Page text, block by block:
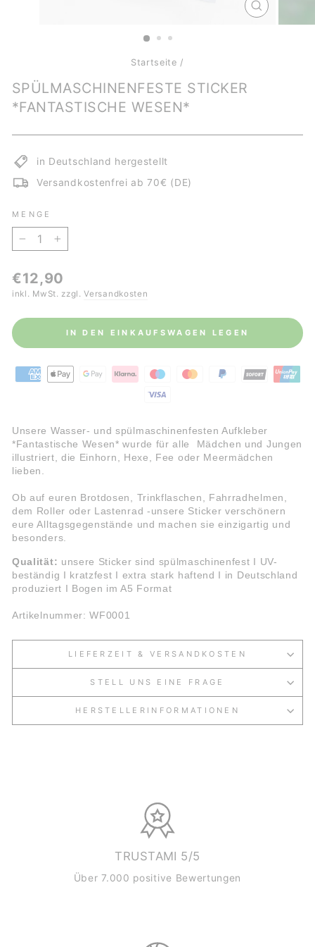
ESC)
Startseite /
SPÜLMASCHINENFESTE STICKER
*FANTASTISCHE WESEN*
in Deutschland hergestellt
Versandkostenfrei ab 70€ (DE)
MENGE
Normaler
€12,90
inkl. MwSt. zzgl.Versandkosten
IN DEN EINKAUFSWAGEN LEGEN
Unsere Wasser- und spülmaschinenfesten Aufkleber
*Fantastische Wesen* wurde für alle Mädchen und Jungen
illustriert, die Einhorn, Hexe, Fee oder Meermädchen
lieben.
Ob auf euren Brotdosen, Trinkflaschen, Fahrradhelmen,
dem Roller oder Lastenrad - unsere Sticker verschönern
eure Alltagsgegenstände und machen sie einzigartig und
besonders.
Qualität: unsere Sticker sind spülmaschinenfest I UV-
beständig I kratzfest I extra stark haftend I in Deutschland
produziert I Bogen im A5 Format
Artikelnummer: WF0001
LIEFERZEIT & VERSANDKOSTEN
STELL UNS EINE FRAGE
HERSTELLERINFORMATIONEN
TRUSTAMI 5/5
Über 7.000 positive Bewertungen